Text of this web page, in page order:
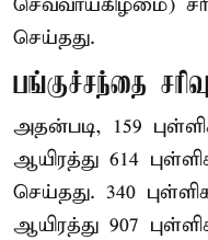
செவ்வாய்கிழமை)
செய்தது.
பங்குச்சந்தை சரிவு
அதன்படி, 159
ஆயிரத்து 614
செய்தது. 340
ஆயிரத்து 907